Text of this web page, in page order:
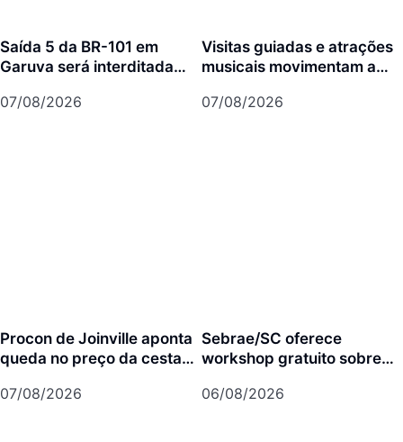
Saída 5 da BR-101 em
Garuva será interditada
07/08/2026
Visitas guiadas e atrações
musicais movimentam a
em Joinville
07/08/2026
Procon de Joinville aponta
queda no preço da cesta
07/08/2026
Sebrae/SC oferece
workshop gratuito sobre
06/08/2026